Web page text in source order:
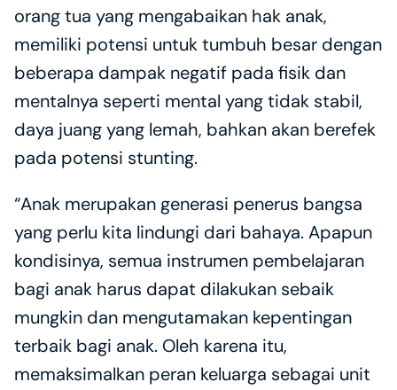
orang tua yang mengabaikan hak anak,
memiliki potensi untuk tumbuh besar dengan
beberapa dampak negatif pada fisik dan
mentalnya seperti mental yang tidak stabil,
daya juang yang lemah, bahkan akan berefek
pada potensi stunting.
“Anak merupakan generasi penerus bangsa
yang perlu kita lindungi dari bahaya. Apapun
kondisinya, semua instrumen pembelajaran
bagi anak harus dapat dilakukan sebaik
mungkin dan mengutamakan kepentingan
terbaik bagi anak. Oleh karena itu,
memaksimalkan peran keluarga sebagai unit